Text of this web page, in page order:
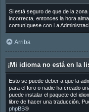
Si está seguro de que de la
incorrecta, entonces la hora
comuníquese con La
Arriba
¡Mi idioma no está en la
Esto se puede deber a que la
para el foro o nadie ha creado
puede instalar el paquete del
libre de hacer una traducción.
phpBB®